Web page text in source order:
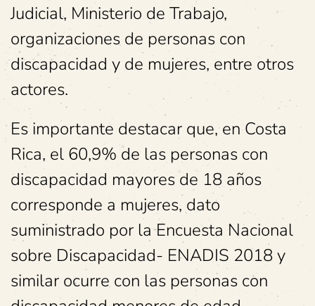
Judicial, Ministerio de Trabajo,
organizaciones de personas con
discapacidad y de mujeres, entre otros
actores.
Es importante destacar que, en Costa
Rica, el 60,9% de las personas con
discapacidad mayores de 18 años
corresponde a mujeres, dato
suministrado por la Encuesta Nacional
sobre Discapacidad- ENADIS 2018 y
similar ocurre con las personas con